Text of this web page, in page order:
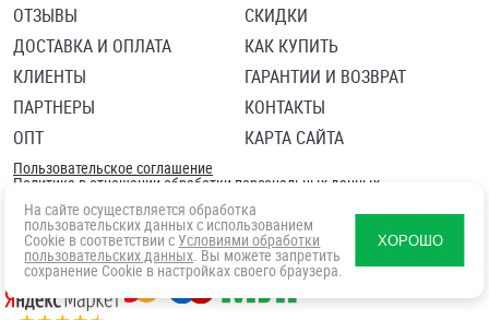
ОТЗЫВЫ
ДОСТАВКА И ОПЛАТА
КЛИЕНТЫ
ПАРТНЕРЫ
ОПТ
СКИДКИ
КАК КУПИТЬ
ГАРАНТИИ И ВОЗВРАТ
КОНТАКТЫ
КАРТА САЙТА
Пользовательское соглашение
Политика в отношении обработки персональных данных
На сайте осуществляется обработка
пользовательских данных с использованием
Cookie в соответствии с Условиями обработки
пользовательских данных. Вы можете запретить
сохранение Cookie в настройках своего браузера.
ХОРОШО